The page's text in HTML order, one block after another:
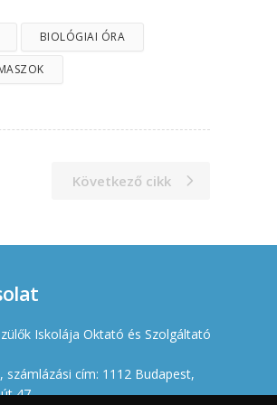
BIOLÓGIAI ÓRA
Következő cikk
Iskolája Oktató és Szolgáltató
számlázási cím: 1112 Budapest,
47.